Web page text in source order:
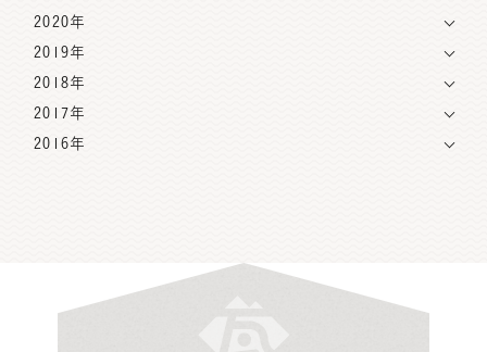
2020年
2019年
2018年
2017年
2016年